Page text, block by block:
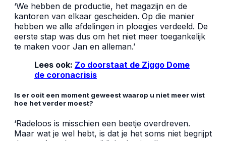
‘We hebben de productie, het magazijn en de
kantoren van elkaar gescheiden. Op die manier
hebben we alle afdelingen in ploegjes verdeeld. De
eerste stap was dus om het niet meer toegankelijk
te maken voor Jan en alleman.’
Lees ook: Zo doorstaat de Ziggo Dome
de coronacrisis
Is er ooit een moment geweest waarop u niet meer wist
hoe het verder moest?
‘Radeloos is misschien een beetje overdreven.
Maar wat je wel hebt, is dat je het soms niet begrijpt